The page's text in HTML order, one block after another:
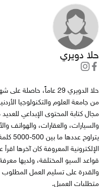
حلا دويري
حلا الدويري 29 عاماً،
مجال كتابة المحتوى الإبداعي
والسيارات، والعقارات، والهواتف
يتراوح
الإلكترونية المعروفة كان آخرها
قواعد السيو المختلفة، ولديها
والقدرة على تسليم العمل
متطلبات العميل.